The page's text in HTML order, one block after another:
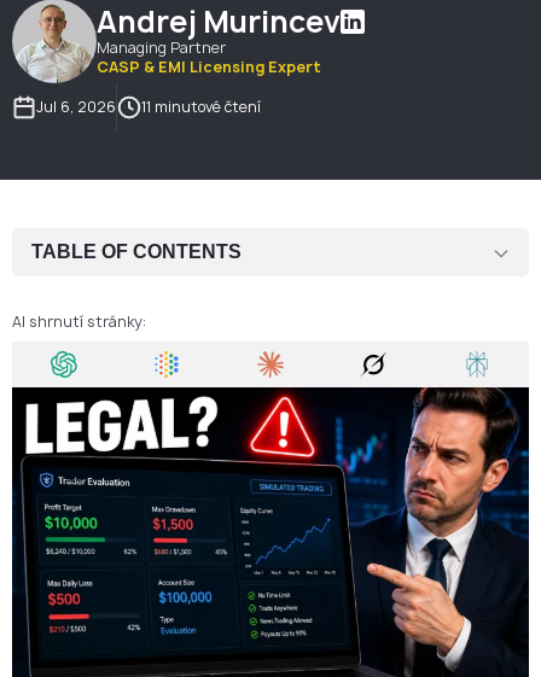
Andrej Murincev
Managing Partner
CASP & EMI Licensing Expert
Jul 6, 2026
11 minutové čtení
TABLE OF CONTENTS
Tři hlavní obchodní modely prop firem
Kdy prop firma potřebuje licenci?
Role simulovaného obchodování
Co činí prop firmu právně rizikovou?
Můžete založit prop trading firmu, aniž byste byli brokerem?
Jurisdikce je důležitá
Praktický compliance checklist pro zakladatele prop firem
AI shrnutí stránky: